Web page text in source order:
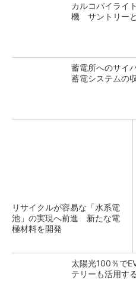
カルコパイライ
機 サントリー
蓄電所へのサイ
蓄電システムの
リサイクルが容易な「水系電
池」の実現へ前進 新たな電
極材料を開発
太陽光100％で
テリーも活用す